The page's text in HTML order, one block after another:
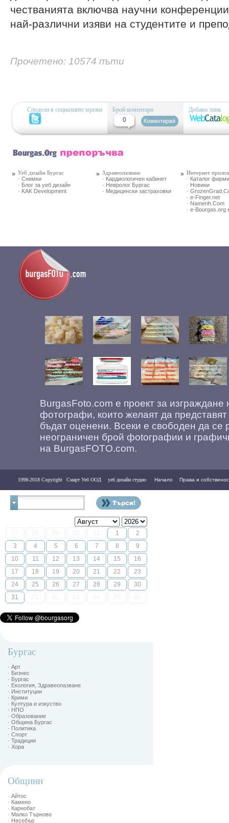
честванията включва научни
най-различни изяви на студентите и
Прочетено: 10574 пъти
Сподели в социалните мрежи
Брой коментари
0
Добави линк
Уеб дизайн Бургас
· Снимки
· Блог за уеб дизайн
· KAK Development
Здравеопазване
· Кардиологичен кабинет
· Невролог Бургас
· Медицински застраховки
Интернет
· Каталог фирми
· Новини
·
· e-Finger.net
· Namerih.Com
· e-Bourgas.org
BurgasFoto.com е проект за
фотографи, които желаят да
бъдат оценени. Всеки е свободен да се
неограничен брой фоtографии и
на BurgasFOTO.com.
1998-2018 Copyright Смарт Уеб ООД уеб дизайн студио Начало Права и
1
2
3
4 5 6 7 8
9
10
11 12 13 14 15
16
17
18 19 20 21 22
23
24
25 26 27 28 29
30
31
Бургас
· Арт
· Бизнес
· Бургас
· Екология, Здравеопазване
· Институции
· Крими
· Култура и изкуство
· НПО
· Образование
· Община Бургас
· Политика
· Спорт
· Традиции
· Хора
Общини
· Айтос
· Камено
· Карнобат
· Малко Търново
· Несебър